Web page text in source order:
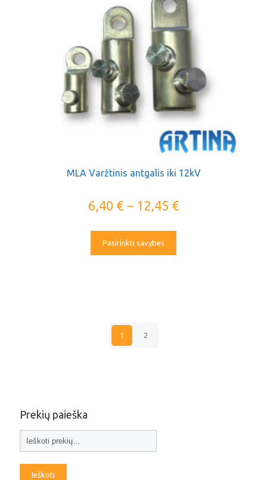
MLA Varžtinis antgalis iki 12kV
6,40 €– 12,45 €
Pasirinkti savybes
1 2
Prekių paieška
Ieškoti